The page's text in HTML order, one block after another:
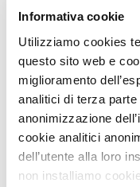
Informativa cookie
Utilizziamo cookies
questo sito web e
miglioramento
analitici di terza
anonimizzazione
cookie analitici
dell’utente alla loro
non installiamo
hanno il mio stesso
diagnosi
pazienza”: il dolore
fondamentale
individuarne le
faticoso cammino di
spirito.